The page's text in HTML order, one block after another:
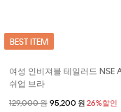
BEST ITEM
여성 인비져블 테일러드 NSE
쉬업 브라
할인 전 가격
129,000 원할인된 가격
95,200 원 26%할인